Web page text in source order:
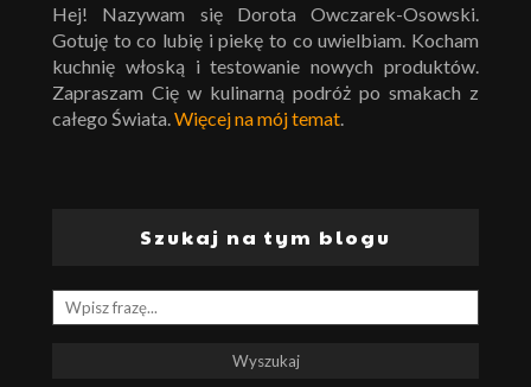
Hej! Nazywam się Dorota Owczarek-Osowski.
Gotuję to co lubię i piekę to co uwielbiam. Kocham
kuchnię włoską i testowanie nowych produktów.
Zapraszam Cię w kulinarną podróż po smakach z
całego Świata. Więcej na mój temat
Szukaj na tym blogu